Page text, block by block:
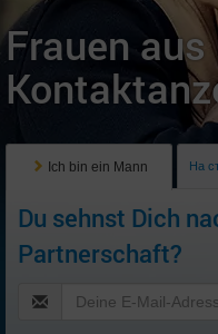
Frauen
Ich bin ein Mann На
Du sehnst Dich
Partnerschaft?